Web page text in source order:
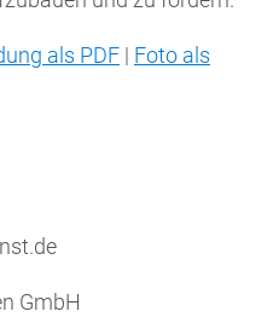
als PDF | Foto als
GmbH